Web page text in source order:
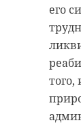
его
того,